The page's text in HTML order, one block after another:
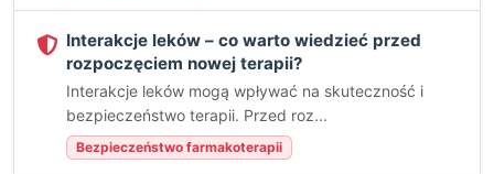
Interakcje leków – co warto wiedzieć przed
rozpoczęciem nowej terapii?
Interakcje leków mogą wpływać na skuteczność i
bezpieczeństwo terapii. Przed roz...
Bezpieczeństwo farmakoterapii